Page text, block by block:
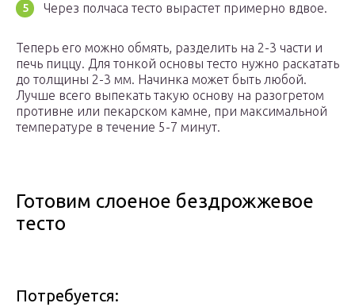
Через полчаса тесто вырастет примерно вдвое.
Теперь его можно обмять, разделить на 2-3 части и
печь пиццу. Для тонкой основы тесто нужно раскатать
до толщины 2-3 мм. Начинка может быть любой.
Лучше всего выпекать такую основу на разогретом
противне или пекарском камне, при максимальной
температуре в течение 5-7 минут.
Готовим слоеное бездрожжевое
тесто
Потребуется: